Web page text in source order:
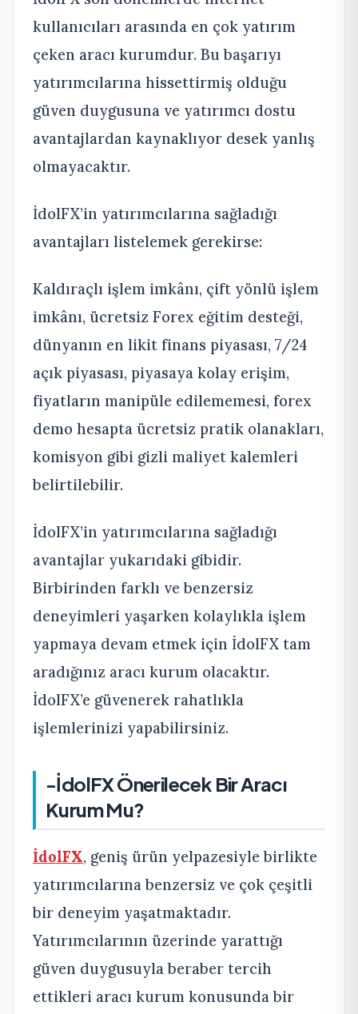
kullanıcıları arasında en çok yatırım
çeken aracı kurumdur. Bu başarıyı
yatırımcılarına hissettirmiş olduğu
güven duygusuna ve yatırımcı dostu
avantajlardan kaynaklıyor desek yanlış
olmayacaktır.
İdolFX’in yatırımcılarına sağladığı
avantajları listelemek gerekirse:
Kaldıraçlı işlem imkânı, çift yönlü işlem
imkânı, ücretsiz Forex eğitim desteği,
dünyanın en likit finans piyasası, 7/24
açık piyasası, piyasaya kolay erişim,
fiyatların manipüle edilememesi, forex
demo hesapta ücretsiz pratik olanakları,
komisyon gibi gizli maliyet kalemleri
belirtilebilir.
İdolFX’in yatırımcılarına sağladığı
avantajlar yukarıdaki gibidir.
Birbirinden farklı ve benzersiz
deneyimleri yaşarken kolaylıkla işlem
yapmaya devam etmek için İdolFX tam
aradığınız aracı kurum olacaktır.
İdolFX’e güvenerek rahatlıkla
işlemlerinizi yapabilirsiniz.
-İdolFX Önerilecek Bir Aracı
Kurum Mu?
İdolFX, geniş ürün yelpazesiyle birlikte
yatırımcılarına benzersiz ve çok çeşitli
bir deneyim yaşatmaktadır.
Yatırımcılarının üzerinde yarattığı
güven duygusuyla beraber tercih
ettikleri aracı kurum konusunda bir